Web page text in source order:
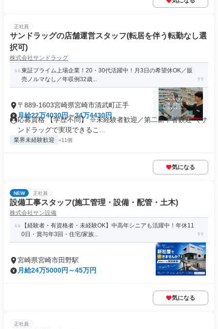
正社員
サンドラッグの店舗運営スタッフ(転居を伴う転勤なし選
択可)
株式会社サンドラッグ
東証プライム上場企業！20・30代活躍中！月3日の希望休OK／販
売ノルマなし／年収例32歳...
〒889-1603宮崎県宮崎市清武町正手
月給22万4030円～34万4430円
応募資格 【学歴不問】 ※未経験者歓迎／第二新卒者歓迎 ＼サ
ンドラッグで実現できるこ...
業界未経験歓迎 +11個
気になる
NEW 正社員
設備工事スタッフ(施工管理・設備・配管・土木)
株式会社サン設備
【経験者・有資格者・未経験OK】中高年シニアも活躍中！年休11
0日・賞与年3回・住宅/家族...
宮崎県宮崎市田野駅
月給24万5000円～45万円
気になる
正社員